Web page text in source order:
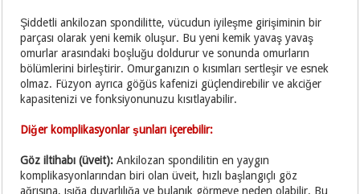
Şiddetli ankilozan spondilitte, vücudun iyileşme girişiminin bir
parçası olarak yeni kemik oluşur. Bu yeni kemik yavaş yavaş
omurlar arasındaki boşluğu doldurur ve sonunda omurların
bölümlerini birleştirir. Omurganızın o kısımları sertleşir ve esnek
olmaz. Füzyon ayrıca göğüs kafenizi güçlendirebilir ve akciğer
kapasitenizi ve fonksiyonunuzu kısıtlayabilir.
Diğer komplikasyonlar şunları içerebilir:
Göz iltihabı (üveit): Ankilozan spondilitin en yaygın
komplikasyonlarından biri olan üveit, hızlı başlangıçlı göz
ağrısına, ışığa duyarlılığa ve bulanık görmeye neden olabilir. Bu